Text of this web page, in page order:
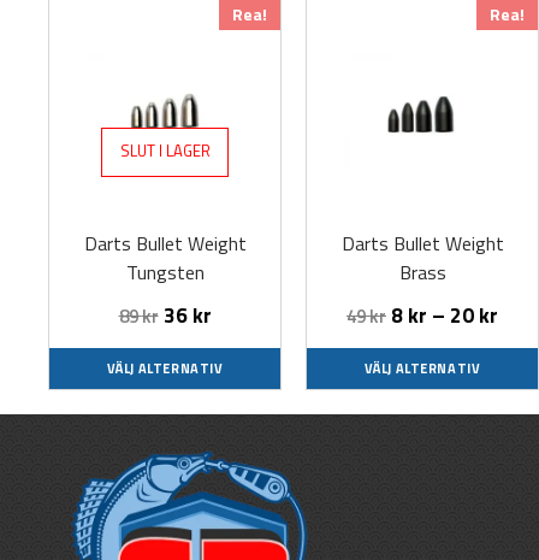
Rea!
SLUT I LAGER
Darts Bullet Weight
Tungsten
89kr 36kr
VÄLJ ALTERNATIV
har
flera
varianter.
De
alternativen
kan
på
Rea!
Darts Bullet Weight
Brass
49kr 8kr – 20kr
VÄLJ ALTERNATIV
har
flera
alternativen
kan
på